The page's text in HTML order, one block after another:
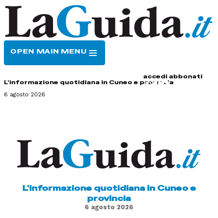
OPEN MAIN MENU
accedi abbonati
L'informazione quotidiana in Cuneo e provincia
6 agosto 2026
L'informazione quotidiana in Cuneo e
provincia
6 agosto 2026